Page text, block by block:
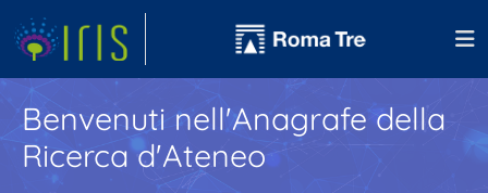
Benvenuti nell'Anagrafe della
Ricerca d'Ateneo